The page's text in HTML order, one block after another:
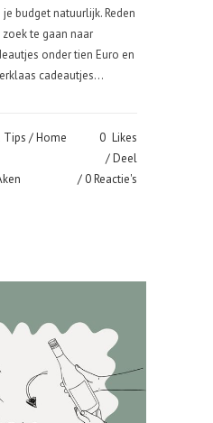
budget natuurlijk. Reden
te gaan naar
onder tien Euro en
cadeautjes...
Tips /Home
0 Likes
Deel
0 Reactie's